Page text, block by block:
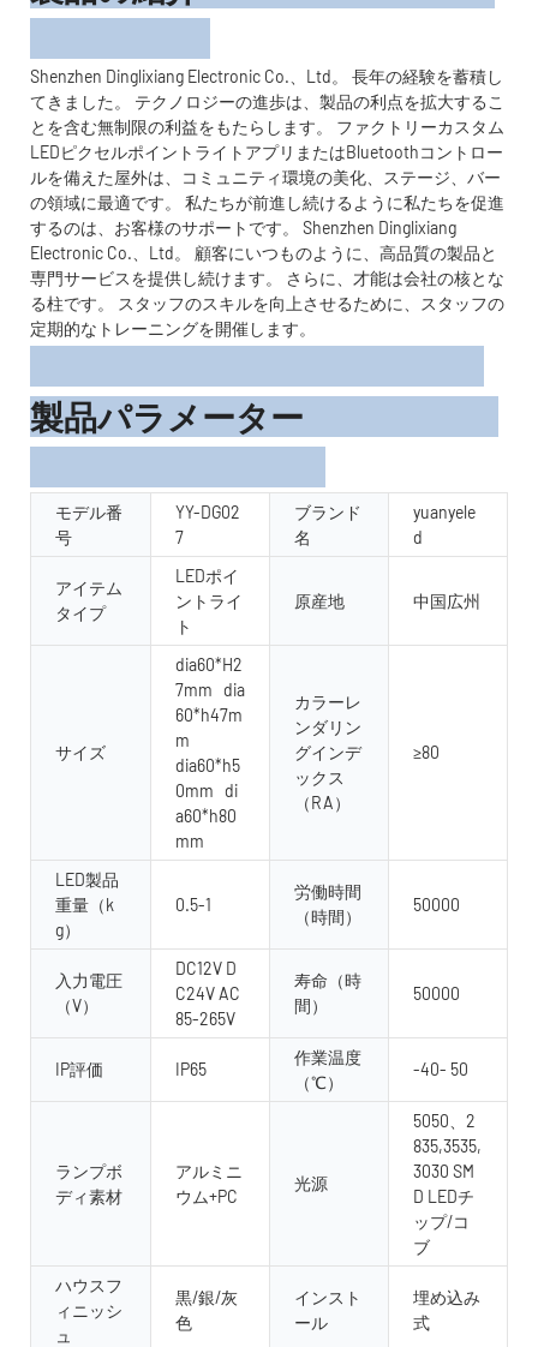
Shenzhen Dinglixiang Electronic Co.、Ltd。 長年の経験を蓄積し
てきました。 テクノロジーの進歩は、製品の利点を拡大するこ
とを含む無制限の利益をもたらします。 ファクトリーカスタム
LEDピクセルポイントライトアプリまたはBluetoothコントロー
ルを備えた屋外は、コミュニティ環境の美化、ステージ、バー
の領域に最適です。 私たちが前進し続けるように私たちを促進
するのは、お客様のサポートです。 Shenzhen Dinglixiang
Electronic Co.、Ltd。 顧客にいつものように、高品質の製品と
専門サービスを提供し続けます。 さらに、才能は会社の核とな
る柱です。 スタッフのスキルを向上させるために、スタッフの
定期的なトレーニングを開催します。
製品パラメーター
モデル番
号
YY-DG02
7
ブランド
名
yuanyele
d
アイテム
タイプ
LEDポイ
ントライ
ト
原産地 中国広州
サイズ
dia60*H2
7mm dia
60*h47m
m
dia60*h5
0mm di
a60*h80
mm
カラーレ
ンダリン
グインデ
ックス
（RA）
≥80
LED製品
重量（k
g）
0.5-1
労働時間
（時間）
50000
入力電圧
（V）
DC12V D
C24V AC
85-265V
寿命（時
間）
50000
IP評価 IP65
作業温度
（℃）
-40- 50
ランプボ
ディ素材
アルミニ
ウム+PC
光源
5050、2
835,3535,
3030 SM
D LEDチ
ップ/コ
ブ
ハウスフ
ィニッシ
ュ
黒/銀/灰
色
インスト
ール
埋め込み
式